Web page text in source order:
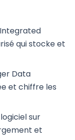
qui stocke et
Data
et chiffre les
sur
et